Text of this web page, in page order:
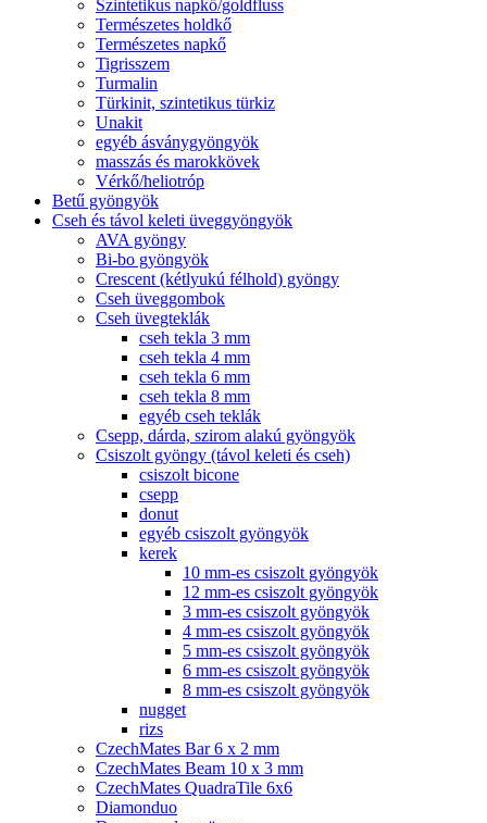
Szintetikus napkő/goldfluss
Természetes holdkő
Természetes napkő
Tigrisszem
Turmalin
Türkinit, szintetikus türkiz
Unakit
egyéb ásványgyöngyök
masszás és marokkövek
Vérkő/heliotróp
Betű gyöngyök
Cseh és távol keleti üveggyöngyök
AVA gyöngy
Bi-bo gyöngyök
Crescent (kétlyukú félhold) gyöngy
Cseh üveggombok
Cseh üvegteklák
cseh tekla 3 mm
cseh tekla 4 mm
cseh tekla 6 mm
cseh tekla 8 mm
egyéb cseh teklák
Csepp, dárda, szirom alakú gyöngyök
Csiszolt gyöngy (távol keleti és cseh)
csiszolt bicone
csepp
donut
egyéb csiszolt gyöngyök
kerek
10 mm-es csiszolt gyöngyök
12 mm-es csiszolt gyöngyök
3 mm-es csiszolt gyöngyök
4 mm-es csiszolt gyöngyök
5 mm-es csiszolt gyöngyök
6 mm-es csiszolt gyöngyök
8 mm-es csiszolt gyöngyök
nugget
rizs
CzechMates Bar 6 x 2 mm
CzechMates Beam 10 x 3 mm
CzechMates QuadraTile 6x6
Diamonduo